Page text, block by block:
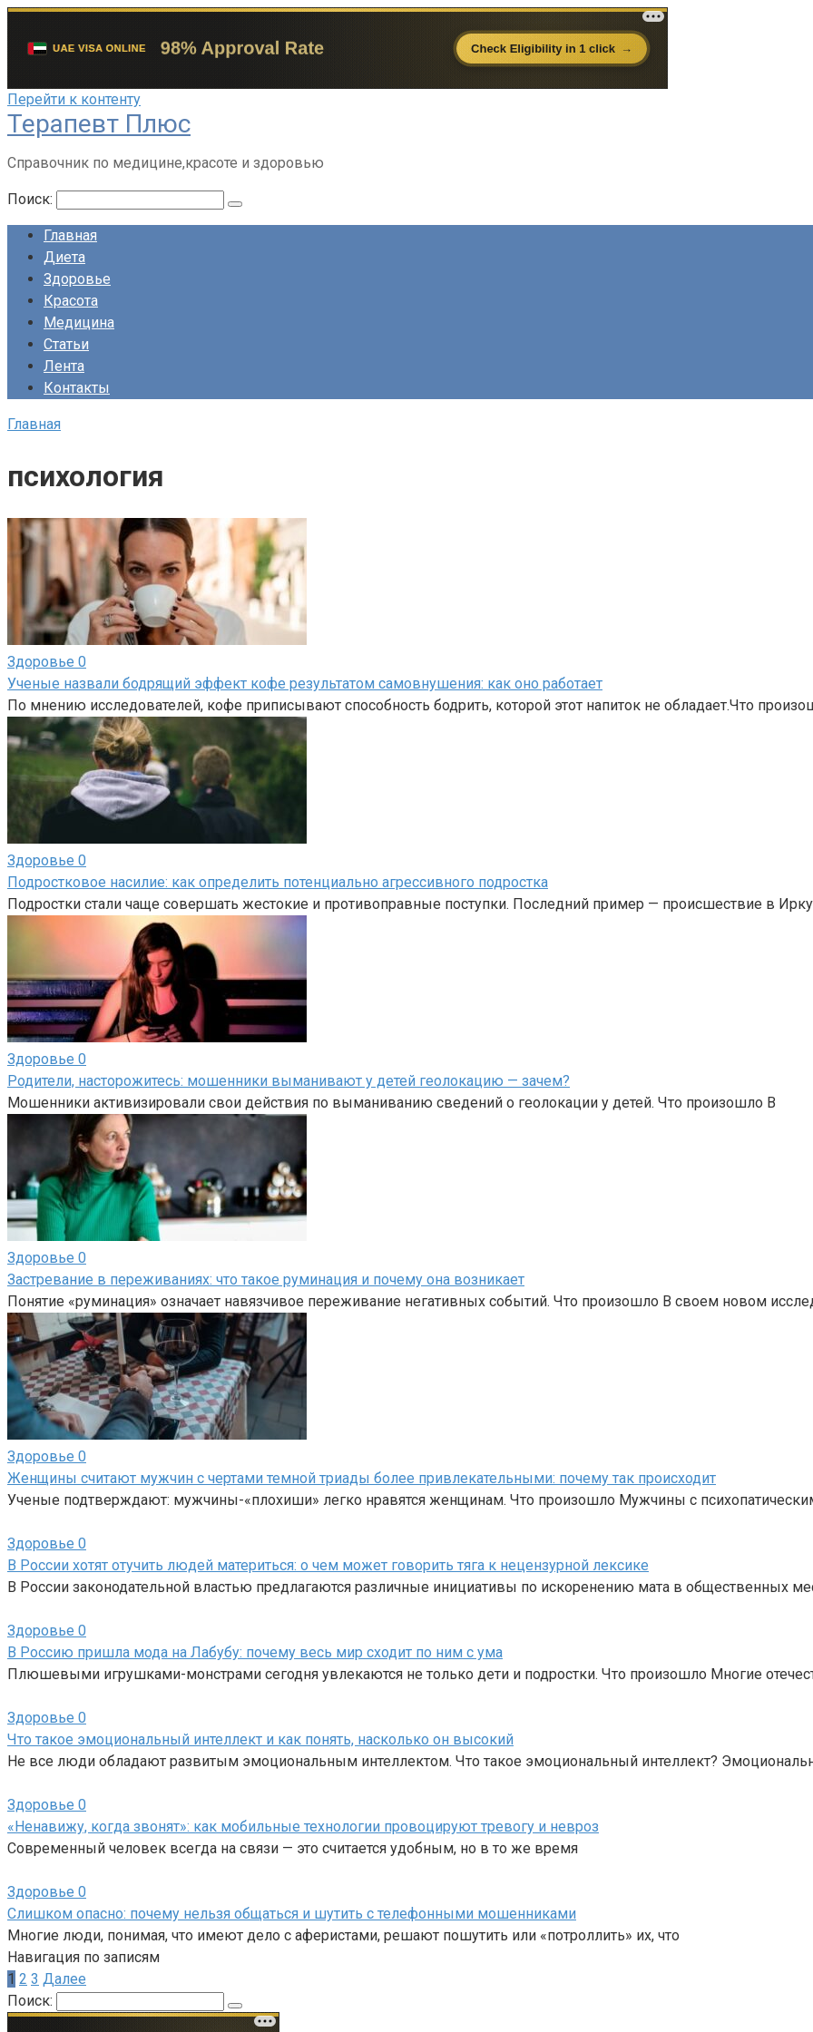
Перейти к контенту
Терапевт Плюс
Справочник по медицине,красоте и здоровью
Поиск:
Главная
Диета
Здоровье
Красота
Медицина
Статьи
Лента
Контакты
Главная
психология
Здоровье 0
Ученые назвали бодрящий эффект кофе результатом самовнушения: как оно работает
По мнению исследователей, кофе приписывают способность бодрить, которой этот напиток не обладает.Что
Здоровье 0
Подростковое насилие: как определить потенциально агрессивного подростка
Подростки стали чаще совершать жестокие и противоправные поступки. Последний пример — происшествие в
Здоровье 0
Родители, насторожитесь: мошенники выманивают у детей геолокацию — зачем?
Мошенники активизировали свои действия по выманиванию сведений о геолокации у детей. Что произошло В
Здоровье 0
Застревание в переживаниях: что такое руминация и почему она возникает
Понятие «руминация» означает навязчивое переживание негативных событий. Что произошло В своем новом
Здоровье 0
Женщины считают мужчин с чертами темной триады более привлекательными: почему так происходит
Ученые подтверждают: мужчины-«плохиши» легко нравятся женщинам. Что произошло Мужчины с
Здоровье 0
В России хотят отучить людей материться: о чем может говорить тяга к нецензурной лексике
В России законодательной властью предлагаются различные инициативы по искоренению мата в общественных
Здоровье 0
В Россию пришла мода на Лабубу: почему весь мир сходит по ним с ума
Плюшевыми игрушками-монстрами сегодня увлекаются не только дети и подростки. Что произошло Многие
Здоровье 0
Что такое эмоциональный интеллект и как понять, насколько он высокий
Не все люди обладают развитым эмоциональным интеллектом. Что такое эмоциональный интеллект?
Здоровье 0
«Ненавижу, когда звонят»: как мобильные технологии провоцируют тревогу и невроз
Современный человек всегда на связи — это считается удобным, но в то же время
Здоровье 0
Слишком опасно: почему нельзя общаться и шутить с телефонными мошенниками
Многие люди, понимая, что имеют дело с аферистами, решают пошутить или «потроллить» их, что
Навигация по записям
1 2 3 Далее
Поиск: